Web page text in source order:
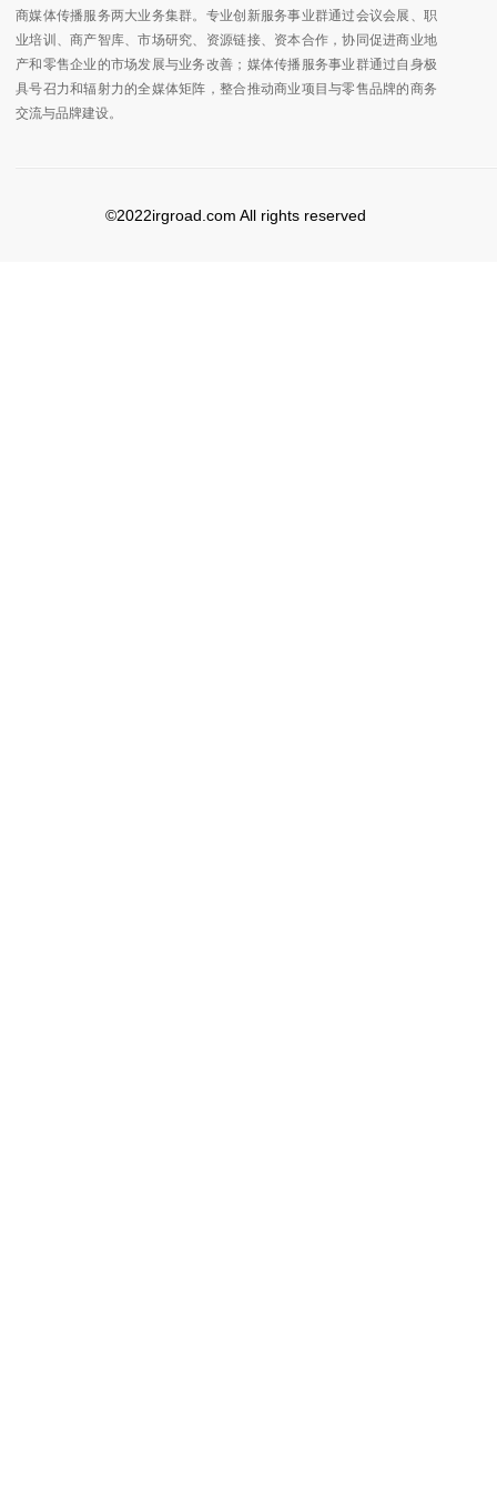
商媒体传播服务两大业务集群。专业创新服务事业群通过会议会展、职
业培训、商产智库、市场研究、资源链接、资本合作，协同促进商业地
产和零售企业的市场发展与业务改善；媒体传播服务事业群通过自身极
具号召力和辐射力的全媒体矩阵，整合推动商业项目与零售品牌的商务
交流与品牌建设。
©2022irgroad.com All rights reserved